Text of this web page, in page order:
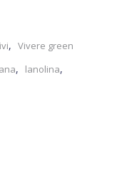
, Vivere green
, lanolina,